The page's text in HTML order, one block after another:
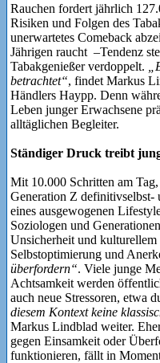
Rauchen fordert jährlich
Risiken und Folgen des
unerwartetes Comeback
Jährigen raucht –Tendenz
Tabakgenießer verdoppelt.
betrachtet“, findet Markus
Händlers Haypp. Denn
Leben junger Erwachsene
alltäglichen Begleiter.
Ständiger Druck treibt
Mit 10.000 Schritten am
Generation Z definitivselbst-
eines ausgewogenen
Soziologen und
Unsicherheit und
Selbstoptimierung und
überfordern“. Viele junge
Achtsamkeit werden
auch neue Stressoren, etwa
diesem Kontext keine
Markus Lindblad weiter.
gegen Einsamkeit oder
funktionieren, fällt in